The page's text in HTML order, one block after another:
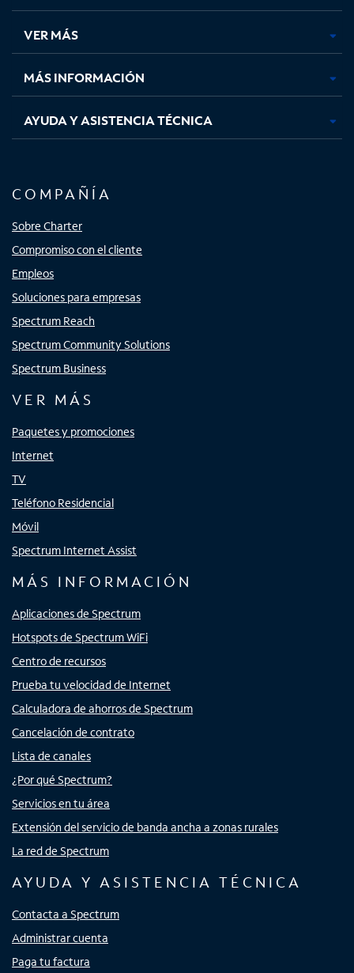
en
pestaña
nueva
en
pestaña
nueva
en
pestaña
nueva
en
nueva
VER MÁS
MÁS INFORMACIÓN
AYUDA Y ASISTENCIA TÉCNICA
COMPAÑÍA
Sobre Charter
Compromiso con el cliente
Empleos
Soluciones para empresas
Spectrum Reach
Spectrum Community Solutions
Spectrum Business
VER MÁS
Paquetes y promociones
Internet
TV
Teléfono Residencial
Móvil
Spectrum Internet Assist
MÁS INFORMACIÓN
Aplicaciones de Spectrum
Hotspots de Spectrum WiFi
Centro de recursos
Prueba tu velocidad de Internet
Calculadora de ahorros de Spectrum
Cancelación de contrato
Lista de canales
¿Por qué Spectrum?
Servicios en tu área
Extensión del servicio de banda ancha a zonas rurales
La red de Spectrum
AYUDA Y ASISTENCIA TÉCNICA
Contacta a Spectrum
Administrar cuenta
Paga tu factura